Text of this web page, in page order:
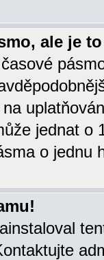
ale je
jednat o
o jednu